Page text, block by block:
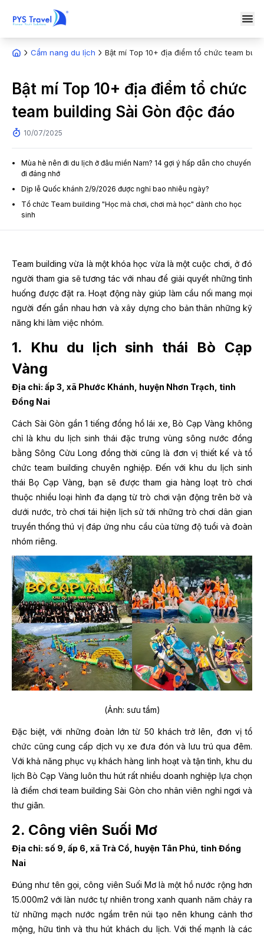
Cẩm nang du lịch Bật mí Top 10+ địa điểm tổ chức team
Bật mí Top 10+ địa điểm tổ chức
team building Sài Gòn độc đáo
10/07/2025
Mùa hè nên đi du lịch ở đâu miền Nam? 14 gợi ý hấp dẫn cho chuyến
đi đáng nhớ
Dịp lễ Quốc khánh 2/9/2026 được nghỉ bao nhiêu ngày?
Tổ chức Team building "Học mà chơi, chơi mà học" dành cho học
sinh
Team building vừa là một khóa học vừa là một cuộc chơi, ở đó
người tham gia sẽ tương tác với nhau để giải quyết những tình
huống được đặt ra. Hoạt động này giúp làm cầu nối mang mọi
người đến gần nhau hơn và xây dựng cho bản thân những kỹ
năng khi làm việc nhóm.
1. Khu du lịch sinh thái Bò Cạp
Vàng
Địa chỉ: ấp 3, xã Phước Khánh, huyện Nhơn Trạch, tỉnh
Đồng Nai
Cách Sài Gòn gần 1 tiếng đồng hồ lái xe, Bò Cạp Vàng không
chỉ là khu du lịch sinh thái đặc trưng vùng sông nước đồng
bằng Sông Cửu Long đồng thời cũng là đơn vị thiết kế và tổ
chức team building chuyên nghiệp. Đến với khu du lịch sinh
thái Bọ Cạp Vàng, bạn sẽ được tham gia hàng loạt trò chơi
thuộc nhiều loại hình đa dạng từ trò chơi vận động trên bờ và
dưới nước, trò chơi tái hiện lịch sử tới những trò chơi dân gian
truyền thống thú vị đáp ứng nhu cầu của từng độ tuổi và đoàn
nhóm riêng.
(Ảnh: sưu tầm)
Đặc biệt, với những đoàn lớn từ 50 khách trở lên, đơn vị tổ
chức cũng cung cấp dịch vụ xe đưa đón và lưu trú qua đêm.
Với khả năng phục vụ khách hàng linh hoạt và tận tình, khu du
lịch Bò Cạp Vàng luôn thu hút rất nhiều doanh nghiệp lựa chọn
là điểm chơi team building Sài Gòn cho nhân viên nghỉ ngơi và
thư giãn.
2. Công viên Suối Mơ
Địa chỉ: số 9, ấp 6, xã Trà Cổ, huyện Tân Phú, tỉnh Đồng
Nai
Đúng như tên gọi, công viên Suối Mơ là một hồ nước rộng hơn
15.000m2 với làn nước tự nhiên trong xanh quanh năm chảy ra
từ những mạch nước ngầm trên núi tạo nên khung cảnh thơ
mộng, hữu tình và thu hút khách du lịch. Với thế mạnh là các